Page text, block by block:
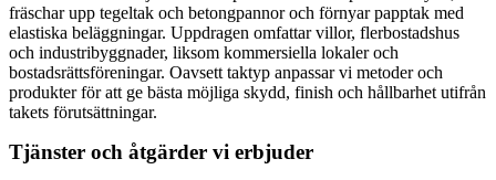
fräschar upp tegeltak och betongpannor och förnyar papptak med
elastiska beläggningar. Uppdragen omfattar villor, flerbostadshus
och industribyggnader, liksom kommersiella lokaler och
bostadsrättsföreningar. Oavsett taktyp anpassar vi metoder och
produkter för att ge bästa möjliga skydd, finish och hållbarhet utifrån
takets förutsättningar.
Tjänster och åtgärder vi erbjuder